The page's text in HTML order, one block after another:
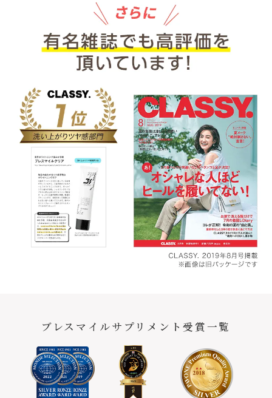
ブレスマイルサプリメント受賞一覧